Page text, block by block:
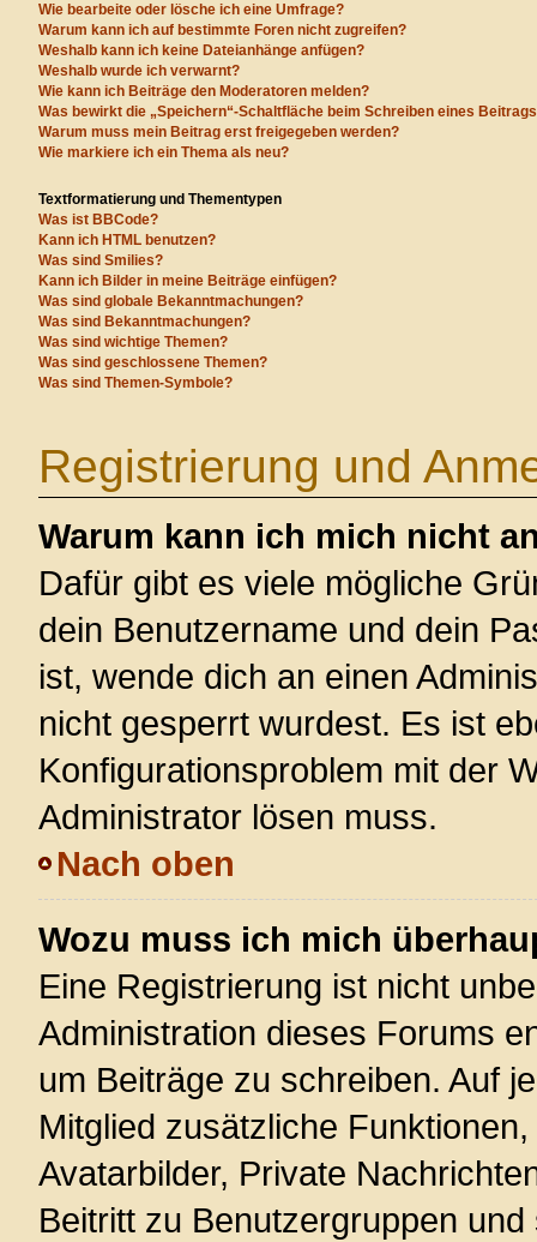
Wie bearbeite oder lösche ich eine Umfrage?
Warum kann ich auf bestimmte Foren nicht zugreifen?
Weshalb kann ich keine Dateianhänge anfügen?
Weshalb wurde ich verwarnt?
Wie kann ich Beiträge den Moderatoren melden?
Was bewirkt die „Speichern“-Schaltfläche beim Schreiben eines
Warum muss mein Beitrag erst freigegeben werden?
Wie markiere ich ein Thema als neu?
Textformatierung und Thementypen
Was ist BBCode?
Kann ich HTML benutzen?
Was sind Smilies?
Kann ich Bilder in meine Beiträge einfügen?
Was sind globale Bekanntmachungen?
Was sind Bekanntmachungen?
Was sind wichtige Themen?
Was sind geschlossene Themen?
Was sind Themen-Symbole?
Registrierung und
Warum kann ich mich nicht
Dafür gibt es viele mögliche
dein Benutzername und dein
ist, wende dich an einen
nicht gesperrt wurdest. Es ist
Konfigurationsproblem mit der
Administrator lösen muss.
Nach oben
Wozu muss ich mich
Eine Registrierung ist nicht
Administration dieses Forums
um Beiträge zu schreiben. Auf
Mitglied zusätzliche
Avatarbilder, Private
Beitritt zu Benutzergruppen